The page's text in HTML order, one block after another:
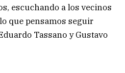
escuchando a los vecinos
que pensamos seguir
Tassano y Gustavo